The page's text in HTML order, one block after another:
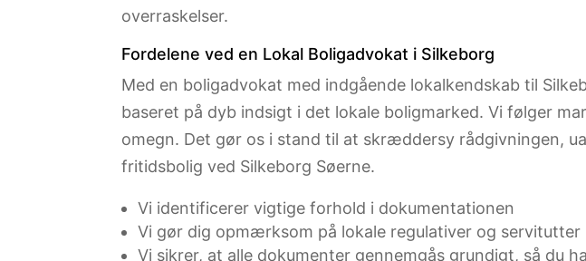
overraskelser.
Fordelene ved en Lokal Boligadvokat i Silkeborg
Med en boligadvokat med indgående lokalkendskab til
baseret på dyb indsigt i det lokale boligmarked. Vi følger
omegn. Det gør os i stand til at skræddersy rådgivningen,
fritidsbolig ved Silkeborg Søerne.
Vi identificerer vigtige forhold i dokumentationen
Vi gør dig opmærksom på lokale regulativer og servitutter
Vi sikrer, at alle dokumenter gennemgås grundigt, så du